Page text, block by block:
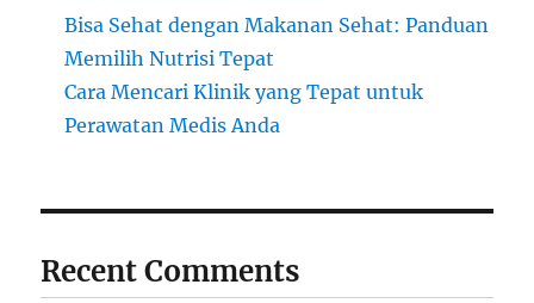
Bisa Sehat dengan Makanan Sehat: Panduan
Memilih Nutrisi Tepat
Cara Mencari Klinik yang Tepat untuk
Perawatan Medis Anda
Recent Comments